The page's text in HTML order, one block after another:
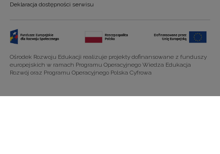
Deklaracja dostępności serwisu
Ośrodek Rozwoju Edukacji realizuje projekty dofinansowane z funduszy
europejskich w ramach Programu Operacyjnego Wiedza Edukacja
Rozwój oraz Programu Operacyjnego Polska Cyfrowa